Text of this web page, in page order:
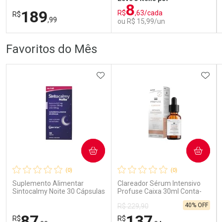
R$189,99
Comprar sem Desconto
Por R$ 189,99/cada
Por Menos
Comprar sem Desconto
Por R$ 189,99/cada
R$8,63/cada
ou R$ 15,99/un
Comprar sem Desconto
Por R$ 15,99/cada
Por Menos
Comprar sem Desconto
Por R$ 15,99/cada
Favoritos do Mês
(0)
Suplemento Alimentar
Sintocalmy Noite 30 Cápsulas
R$
ADICIONAR AOS FAVORITOS
COMPRAR
(0)
Clareador Sérum Intensivo
Profuse Caixa 30ml Conta-
R$ 229,90
R$
40% OFF
COMPRAR